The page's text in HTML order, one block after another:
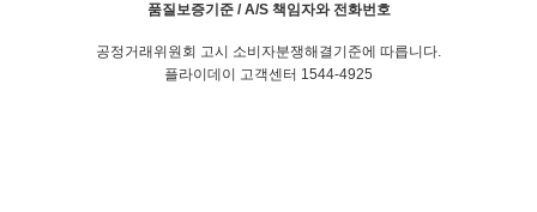
품질보증기준 / A/S 책임자와 전화번호
공정거래위원회 고시 소비자분쟁해결기준에 따릅니다.
플라이데이 고객센터 1544-4925